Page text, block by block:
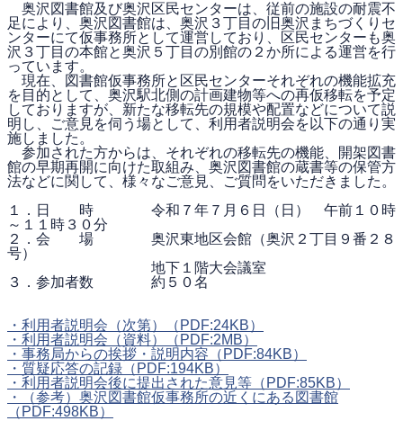
奥沢図書館及び奥沢区民センターは、従前の施設の耐震不
足により、奥沢図書館は、奥沢３丁目の旧奥沢まちづくりセ
ンターにて仮事務所として運営しており、区民センターも奥
沢３丁目の本館と奥沢５丁目の別館の２か所による運営を行
っています。
現在、図書館仮事務所と区民センターそれぞれの機能拡充
を目的として、奥沢駅北側の計画建物等への再仮移転を予定
しておりますが、新たな移転先の規模や配置などについて説
明し、ご意見を伺う場として、利用者説明会を以下の通り実
施しました。
参加された方からは、それぞれの移転先の機能、開架図書
館の早期再開に向けた取組み、奥沢図書館の蔵書等の保管方
法などに関して、様々なご意見、ご質問をいただきました。
１．日 時 令和７年７月６日（日） 午前１０時
～１１時３０分
２．会 場 奥沢東地区会館（奥沢２丁目９番２８
号）
地下１階大会議室
３．参加者数 約５０名
・利用者説明会（次第）
（PDF:24KB）
・利用者説明会（資料）
（PDF:2MB）
・事務局からの挨拶・説明内容 （PDF:84KB）
・質疑応答の記録 （PDF:194KB）
・利用者説明会後に提出された意見等 （PDF:85KB）
・（参考）奥沢図書館仮事務所の近くにある図書館
（PDF:498KB）